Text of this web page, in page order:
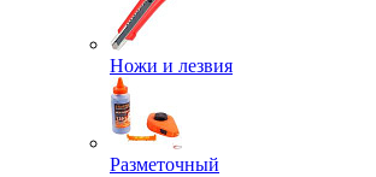
Ножи и лезвия
Разметочный